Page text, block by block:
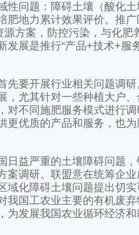
性问题：障碍土壤（酸化土
肥地力累计效果评价。推广
方案，防控污染，与化肥
发展是推行“产品+技术+服
要开展行业相关问题调研
，尤其针对一些种植大户
对不同施肥服务模式进行调
更优质的产品和服务，也为
益严重的土壤障碍问题，
案调研。联盟意在统筹企业
域化障碍土壤问题提出切
我国工农业主要的有机废弃
为发展我国农业循环经济